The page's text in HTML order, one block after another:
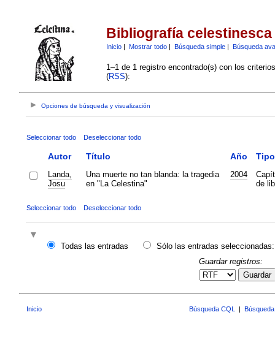
Bibliografía celestinesca
Inicio| Mostrar todo| Búsqueda simple| Búsqueda
1–1 de 1 registro encontrado(s) con los
(RSS):
Opciones de búsqueda y visualización
Seleccionar todo Deseleccionar todo
Autor Título Año Tipo
Landa,
Josu
Una muerte no tan blanda: la tragedia
en "La Celestina"
2004
de
Seleccionar todo Deseleccionar todo
Todas las entradas
Sólo las entradas seleccionadas:
Guardar registros:
Guardar
Inicio Búsqueda CQL